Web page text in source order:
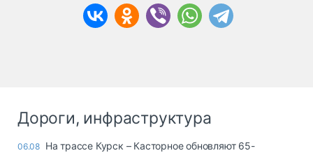
Дороги, инфраструктура
06.08 На трассе Курск – Касторное обновляют 65-